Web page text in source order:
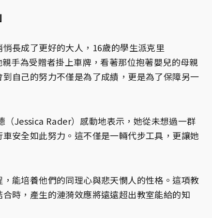
長成了更好的大人，16歲的學生派克里
手為受贈者掛上車牌，看著那位抱著嬰兒的母親
自己的努力不僅是為了成績，更是為了保障另一
（Jessica Rader）感動地表示，她從未想過一群
安全如此努力。這不僅是一輛代步工具，更讓她
能培養他們的同理心與悲天憫人的性格。這項教
時，產生的漣漪效應將遠遠超出教室能給的知